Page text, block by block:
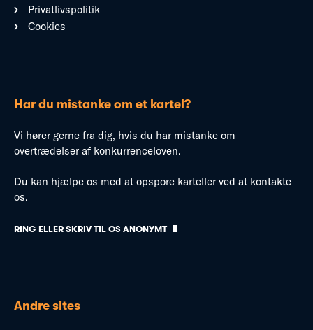
Privatlivspolitik
Cookies
Har du mistanke om et kartel?
Vi hører gerne fra dig, hvis du har mistanke om
overtrædelser af konkurrenceloven.
Du kan hjælpe os med at opspore karteller ved at kontakte
os.
RING ELLER SKRIV TIL OS ANONYMT
Andre sites